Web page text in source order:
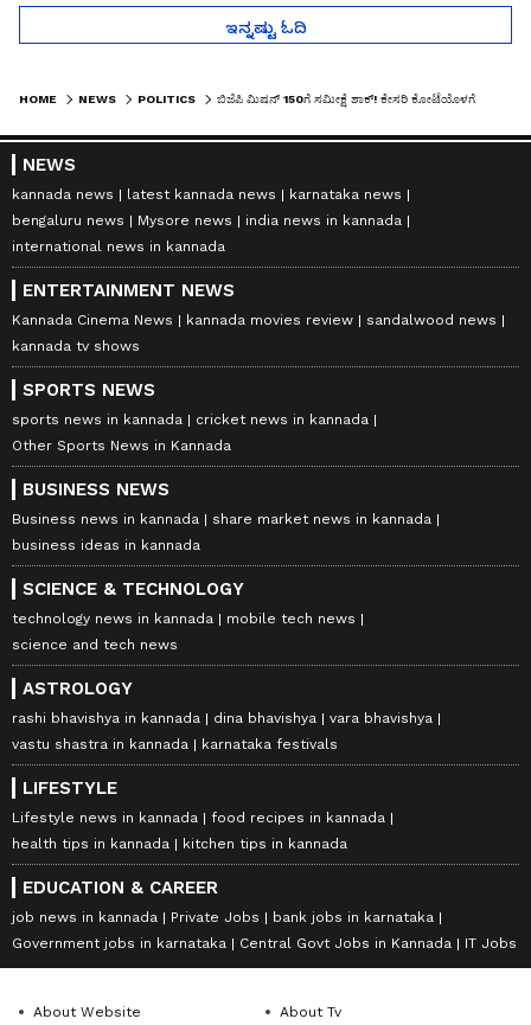
ಇನ್ನಷ್ಟು ಓದಿ
HOME NEWS POLITICS
NEWS
kannada news latest kannada news
karnataka news
bengaluru news
Mysore news
india news in kannada
international news in kannada
ENTERTAINMENT NEWS
Kannada Cinema News kannada movies review
sandalwood news
kannada tv shows
SPORTS NEWS
sports news in kannada
cricket news in kannada
Other Sports News in Kannada
BUSINESS NEWS
Business news in kannada
share market news in kannada
business ideas in kannada
SCIENCE & TECHNOLOGY
technology news in kannada
mobile tech news
science and tech news
ASTROLOGY
rashi bhavishya in kannada dina bhavishya
vara bhavishya
vastu shastra in kannada
karnataka festivals
LIFESTYLE
Lifestyle news in kannada
food recipes in kannada
health tips in kannada
kitchen tips in kannada
EDUCATION & CAREER
job news in kannada Private Jobs
bank jobs in karnataka
Government jobs in karnataka
Central Govt Jobs in Kannada IT Jobs
About Website About Tv